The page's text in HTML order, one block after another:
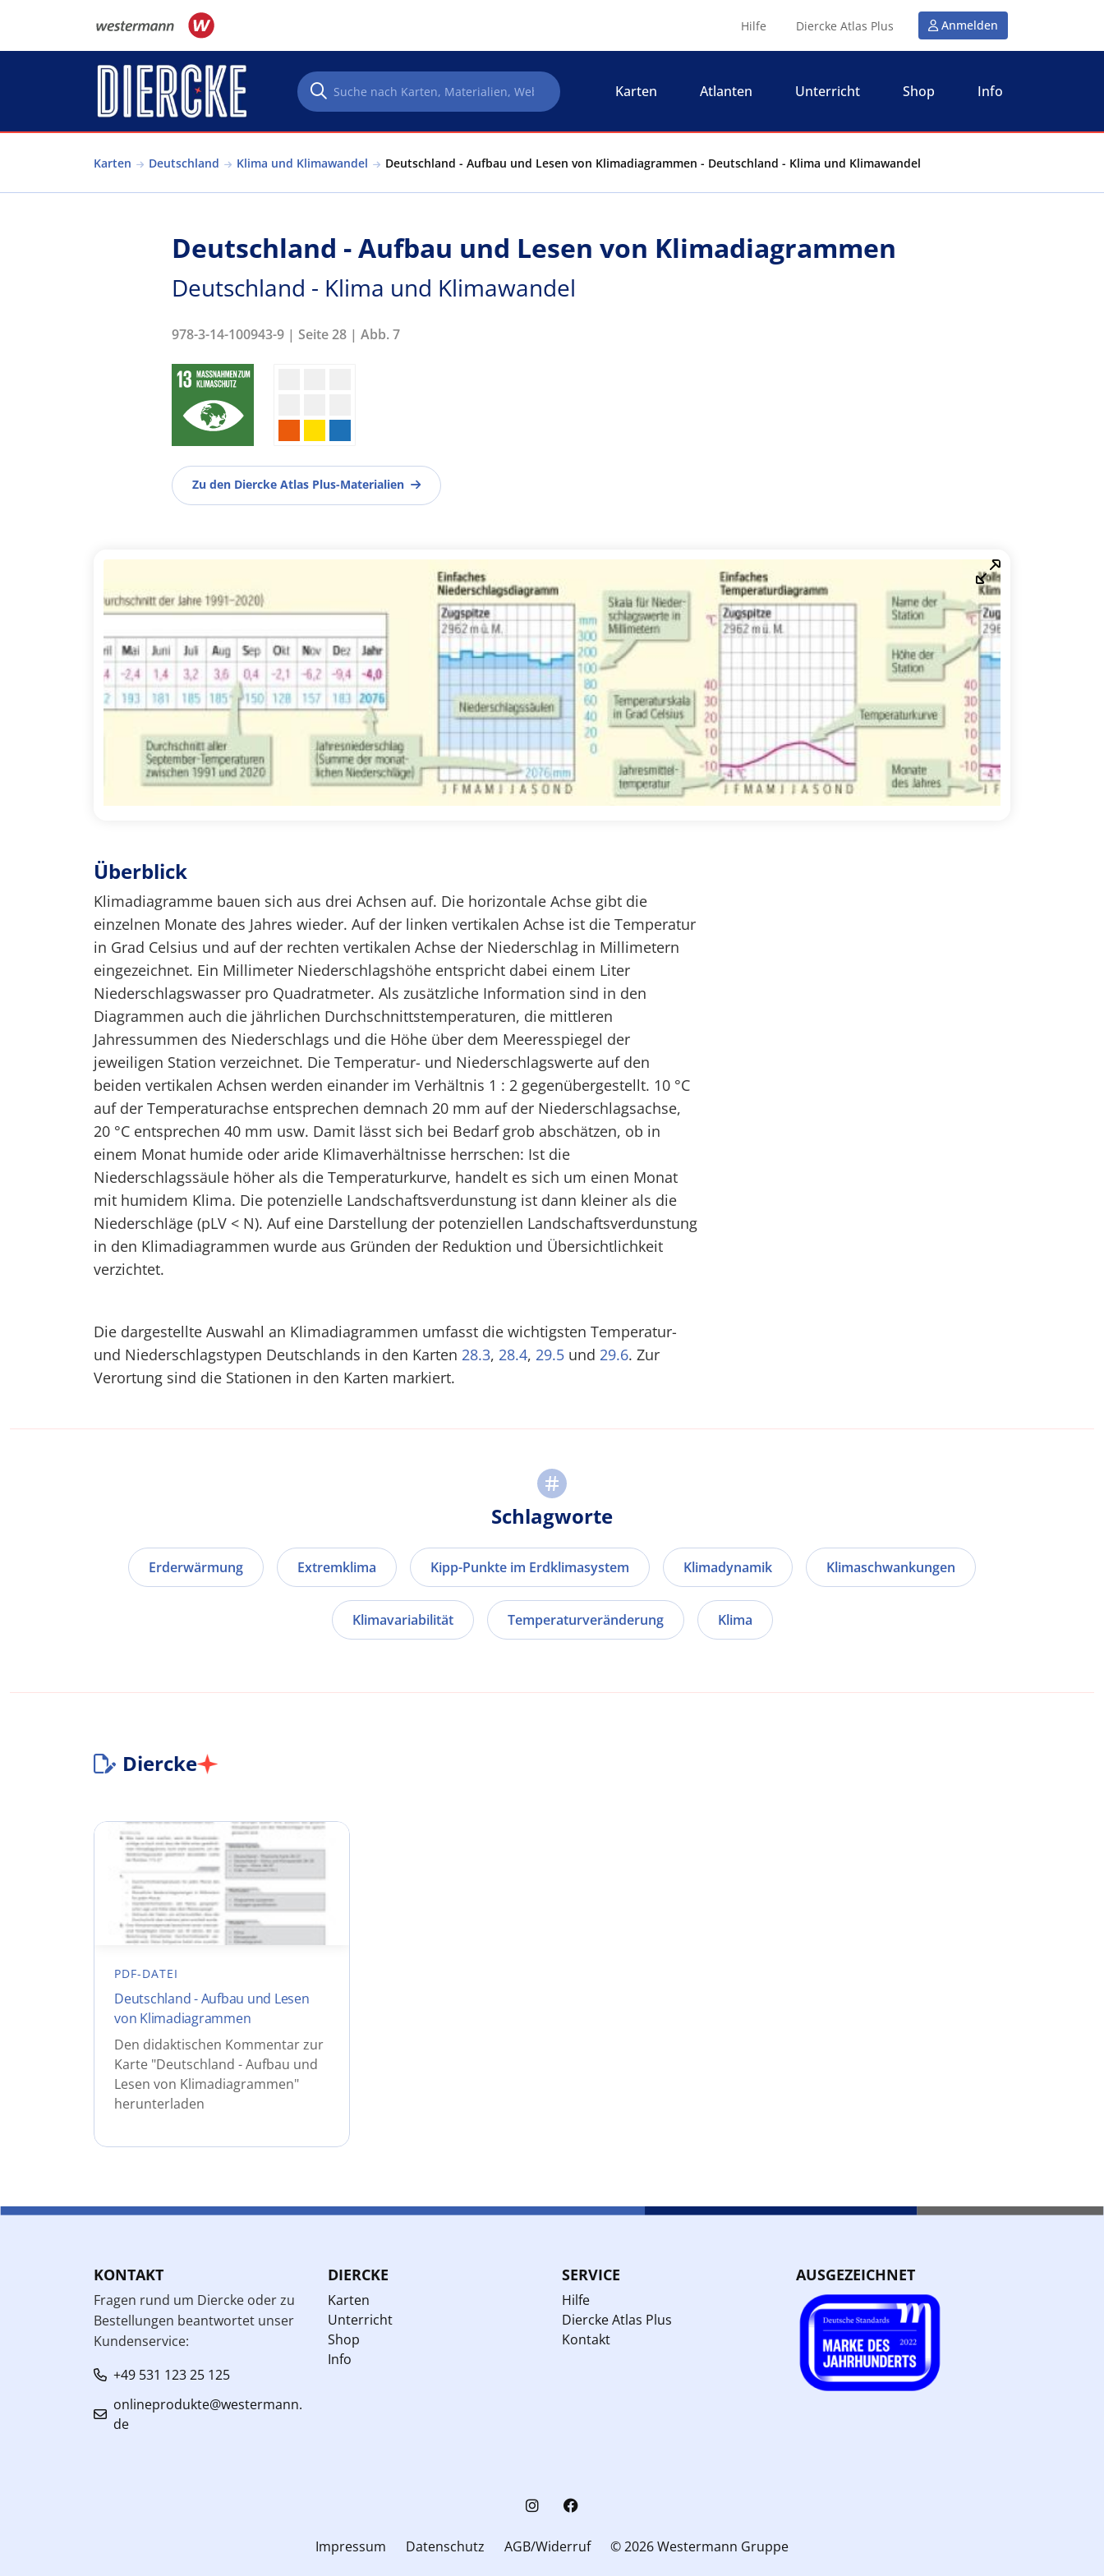
Hilfe Diercke Atlas Plus Anmelden
Karten Atlanten Unterricht Shop Info
Karten Deutschland Klima und Klimawandel Deutschland - Aufbau und Lesen von Klimadiagrammen - Deutschland - Klima und Klimawandel
Deutschland - Aufbau und Lesen von Klimadiagrammen
Deutschland - Klima und Klimawandel
978-3-14-100943-9 | Seite 28 | Abb. 7
Zu den Diercke Atlas Plus-Materialien
Überblick
Klimadiagramme bauen sich aus drei Achsen auf. Die horizontale Achse gibt die
einzelnen Monate des Jahres wieder. Auf der linken vertikalen Achse ist die Temperatur
in Grad Celsius und auf der rechten vertikalen Achse der Niederschlag in Millimetern
eingezeichnet. Ein Millimeter Niederschlagshöhe entspricht dabei einem Liter
Niederschlagswasser pro Quadratmeter. Als zusätzliche Information sind in den
Diagrammen auch die jährlichen Durchschnittstemperaturen, die mittleren
Jahressummen des Niederschlags und die Höhe über dem Meeresspiegel der
jeweiligen Station verzeichnet. Die Temperatur- und Niederschlagswerte auf den
beiden vertikalen Achsen werden einander im Verhältnis 1 : 2 gegenübergestellt. 10 °C
auf der Temperaturachse entsprechen demnach 20 mm auf der Niederschlagsachse,
20 °C entsprechen 40 mm usw. Damit lässt sich bei Bedarf grob abschätzen, ob in
einem Monat humide oder aride Klimaverhältnisse herrschen: Ist die
Niederschlagssäule höher als die Temperaturkurve, handelt es sich um einen Monat
mit humidem Klima. Die potenzielle Landschaftsverdunstung ist dann kleiner als die
Niederschläge (pLV < N). Auf eine Darstellung der potenziellen Landschaftsverdunstung
in den Klimadiagrammen wurde aus Gründen der Reduktion und Übersichtlichkeit
verzichtet.
Die dargestellte Auswahl an Klimadiagrammen umfasst die wichtigsten Temperatur-
und Niederschlagstypen Deutschlands in den Karten 28.3, 28.4, 29.5 und 29.6. Zur
Verortung sind die Stationen in den Karten markiert.
Schlagworte
Erderwärmung Extremklima Kipp-Punkte im Erdklimasystem Klimadynamik Klimaschwankungen
Klimavariabilität Temperaturveränderung Klima
Diercke
PDF-DATEI
Deutschland - Aufbau und Lesen
von Klimadiagrammen
Den didaktischen Kommentar zur
Karte "Deutschland - Aufbau und
Lesen von Klimadiagrammen"
herunterladen
KONTAKT
Fragen rund um Diercke oder zu
Bestellungen beantwortet unser
Kundenservice:
+49 531 123 25 125
onlineprodukte@westermann.
de
DIERCKE
Karten
Unterricht
Shop
Info
SERVICE
Hilfe
Diercke Atlas Plus
Kontakt
AUSGEZEICHNET
Impressum Datenschutz AGB/Widerruf © 2026 Westermann Gruppe